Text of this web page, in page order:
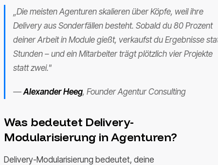
„Die meisten Agenturen skalieren über Köpfe, weil ihre
Delivery aus Sonderfällen besteht. Sobald du 80 Prozent
deiner Arbeit in Module gießt, verkaufst du Ergebnisse
Stunden – und ein Mitarbeiter trägt plötzlich vier Projekte
statt zwei."
— Alexander Heeg, Founder Agentur Consulting
Was bedeutet Delivery-
Modularisierung in Agenturen?
Delivery-Modularisierung bedeutet, deine